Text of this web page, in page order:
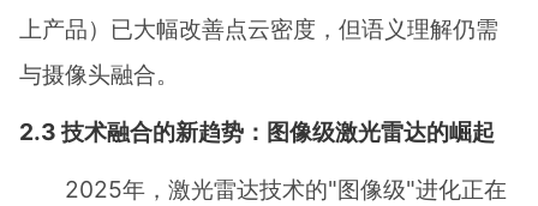
上产品）已大幅改善点云密度，但语义理解仍需
与摄像头融合。
2.3 技术融合的新趋势：图像级激光雷达的崛起
2025年，激光雷达技术的"图像级"进化正在